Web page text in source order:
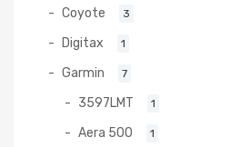
Coyote 3
Digitax 1
Garmin 7
3597LMT 1
Aera 500 1